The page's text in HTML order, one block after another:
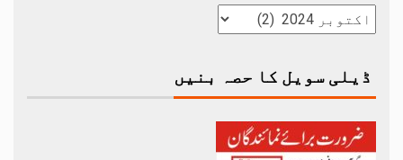
ڈیلی سویل کا حصہ بنیں